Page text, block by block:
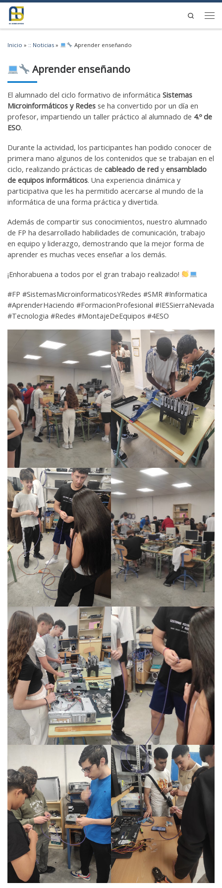
Saltar al contenido
Search
Inicio » :: Noticias » Aprender enseñando
Aprender enseñando
El alumnado del ciclo formativo de informática Sistemas
Microinformáticos y Redes se ha convertido por un día en
profesor, impartiendo un taller práctico al alumnado de 4.º de
ESO.
Durante la actividad, los participantes han podido conocer de
primera mano algunos de los contenidos que se trabajan en el
ciclo, realizando prácticas de cableado de red y ensamblado
de equipos informáticos. Una experiencia dinámica y
participativa que les ha permitido acercarse al mundo de la
informática de una forma práctica y divertida.
Además de compartir sus conocimientos, nuestro alumnado
de FP ha desarrollado habilidades de comunicación, trabajo
en equipo y liderazgo, demostrando que la mejor forma de
aprender es muchas veces enseñar a los demás.
¡Enhorabuena a todos por el gran trabajo realizado!
#FP #SistemasMicroinformaticosYRedes #SMR #Informatica
#AprenderHaciendo #FormacionProfesional #IESSierraNevada
#Tecnologia #Redes #MontajeDeEquipos #4ESO